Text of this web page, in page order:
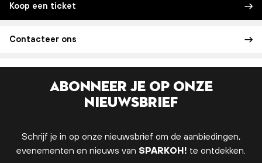
Koop een ticket
Contacteer ons
Abonneer je op onze
nieuwsbrief
Schrijf je in op onze nieuwsbrief om de aanbiedingen,
evenementen en nieuws van SPARKOH! te ontdekken.